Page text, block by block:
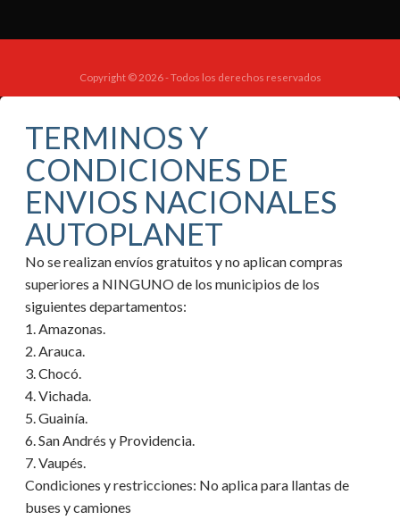
Copyright © 2026 - Todos los derechos reservados
TERMINOS Y
CONDICIONES DE
ENVIOS NACIONALES
AUTOPLANET
No se realizan envíos gratuitos y no aplican compras
superiores a NINGUNO de los municipios de los
siguientes departamentos:
1. Amazonas.
2. Arauca.
3. Chocó.
4. Vichada.
5. Guainía.
6. San Andrés y Providencia.
7. Vaupés.
Condiciones y restricciones: No aplica para llantas de
buses y camiones